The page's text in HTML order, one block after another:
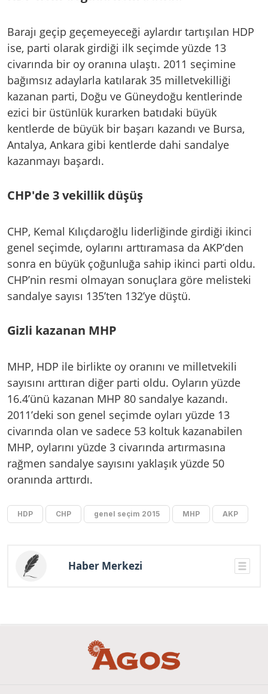
Barajı geçip geçemeyeceği aylardır tartışılan HDP
ise, parti olarak girdiği ilk seçimde yüzde 13
civarında bir oy oranına ulaştı. 2011 seçimine
bağımsız adaylarla katılarak 35 milletvekilliği
kazanan parti, Doğu ve Güneydoğu kentlerinde
ezici bir üstünlük kurarken batıdaki büyük
kentlerde de büyük bir başarı kazandı ve Bursa,
Antalya, Ankara gibi kentlerde dahi sandalye
kazanmayı başardı.
CHP'de 3 vekillik düşüş
CHP, Kemal Kılıçdaroğlu liderliğinde girdiği ikinci
genel seçimde, oylarını arttıramasa da AKP’den
sonra en büyük çoğunluğa sahip ikinci parti oldu.
CHP’nin resmi olmayan sonuçlara göre melisteki
sandalye sayısı 135’ten 132’ye düştü.
Gizli kazanan MHP
MHP, HDP ile birlikte oy oranını ve milletvekili
sayısını arttıran diğer parti oldu. Oyların yüzde
16.4’ünü kazanan MHP 80 sandalye kazandı.
2011’deki son genel seçimde oyları yüzde 13
civarında olan ve sadece 53 koltuk kazanabilen
MHP, oylarını yüzde 3 civarında artırmasına
rağmen sandalye sayısını yaklaşık yüzde 50
oranında arttırdı.
HDP CHP genel seçim 2015 MHP AKP
Haber Merkezi